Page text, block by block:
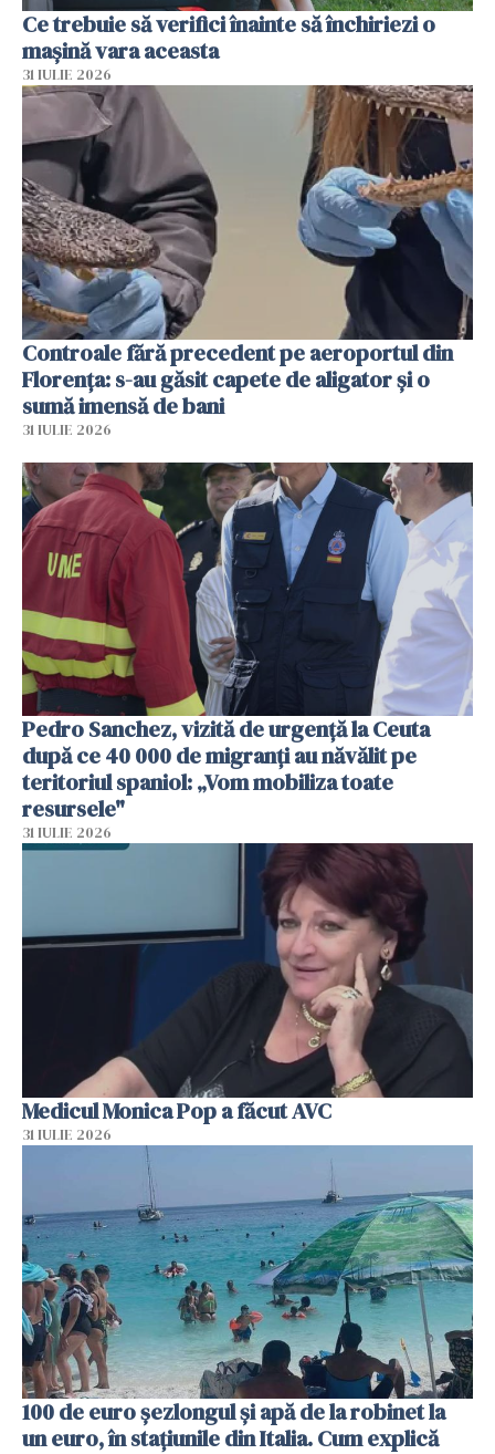
Ce trebuie să verifici înainte să închiriezi o
mașină vara aceasta
31 IULIE 2026
Controale fără precedent pe aeroportul din
Florența: s-au găsit capete de aligator și o
sumă imensă de bani
31 IULIE 2026
Pedro Sanchez, vizită de urgență la Ceuta
după ce 40 000 de migranți au năvălit pe
teritoriul spaniol: „Vom mobiliza toate
resursele"
31 IULIE 2026
Medicul Monica Pop a făcut AVC
31 IULIE 2026
100 de euro șezlongul și apă de la robinet la
un euro, în stațiunile din Italia. Cum explică